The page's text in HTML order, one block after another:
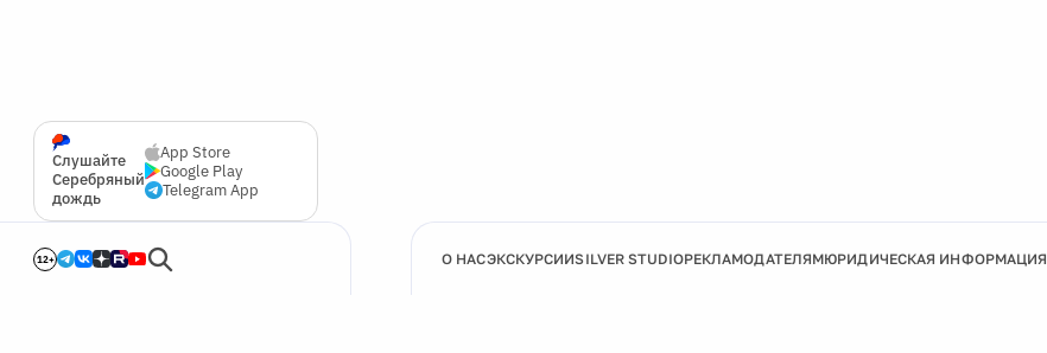
Слушайте
Серебряный
дождь
App Store
Google Play
Telegram App
12+ О НАСЭКСКУРСИИSILVER STUDIOРЕКЛАМОДАТЕЛЯМЮРИДИЧЕСКАЯ ИНФОРМАЦИЯ